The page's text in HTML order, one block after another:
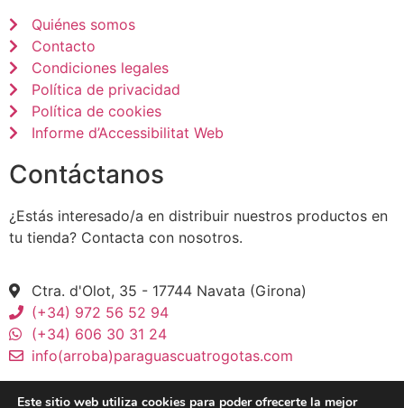
Quiénes somos
Contacto
Condiciones legales
Política de privacidad
Política de cookies
Informe d’Accessibilitat Web
Contáctanos
¿Estás interesado/a en distribuir nuestros productos en
tu tienda? Contacta con nosotros.
Ctra. d'Olot, 35 - 17744 Navata (Girona)
(+34) 972 56 52 94
(+34) 606 30 31 24
info(arroba)paraguascuatrogotas.com
Este sitio web utiliza cookies para poder ofrecerte la mejor